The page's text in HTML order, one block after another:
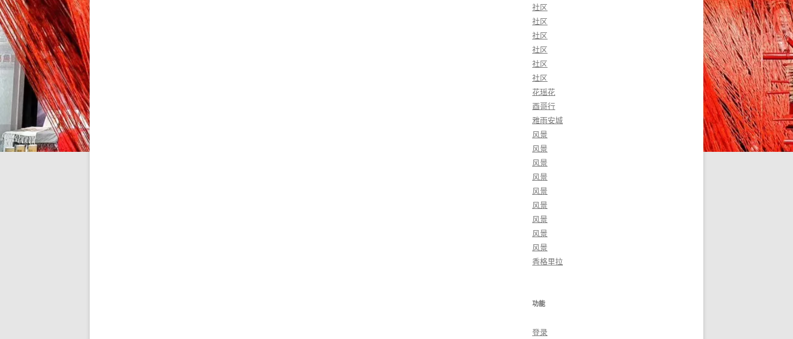
社区
社区
社区
社区
社区
社区
花瑶花
酉哥行
雅雨安城
风景
风景
风景
风景
风景
风景
风景
风景
风景
香格里拉
功能
登录